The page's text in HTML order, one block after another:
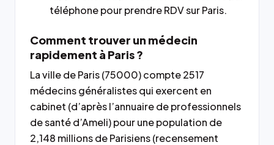
téléphone pour prendre RDV sur Paris.
Comment trouver un médecin
rapidement à Paris ?
La ville de Paris (75000) compte 2517
médecins généralistes qui exercent en
cabinet (d’après l’annuaire de professionnels
de santé d’Ameli) pour une population de
2,148 millions de Parisiens (recensement